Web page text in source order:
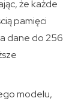
że każde
pamięci
dane do 256
modelu,